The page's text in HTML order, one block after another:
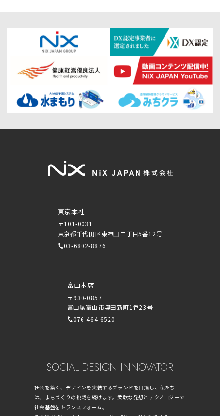
東京本社
〒101-0031
東京都千代田区東神田二丁目5番12号
03-6802-8876
富山本店
〒930-0857
富山県富山市奥田新町1番23号
076-464-6520
SOCIAL DESIGN INNOVATOR
社会を築く、デザインを実装するブランドを目指し、私たち
は、まちづくりの挑戦を続けます。柔軟な発想とテクノロジーで
社会基盤をトランスフォーム。